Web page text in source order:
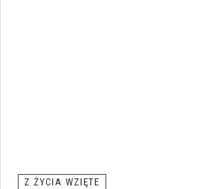
Z ŻYCIA WZIĘTE